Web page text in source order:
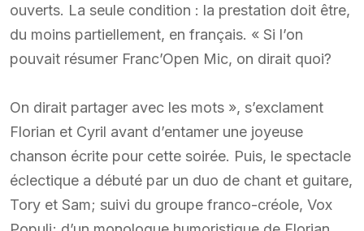
ouverts. La seule condition : la prestation doit être,
du moins partiellement, en français. « Si l’on
pouvait résumer Franc’Open Mic, on dirait quoi?
On dirait partager avec les mots », s’exclament
Florian et Cyril avant d’entamer une joyeuse
chanson écrite pour cette soirée. Puis, le spectacle
éclectique a débuté par un duo de chant et guitare,
Tory et Sam; suivi du groupe franco-créole, Vox